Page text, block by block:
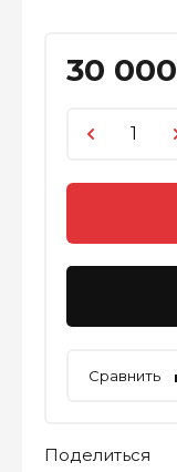
30 000
Сравнить
Поделиться